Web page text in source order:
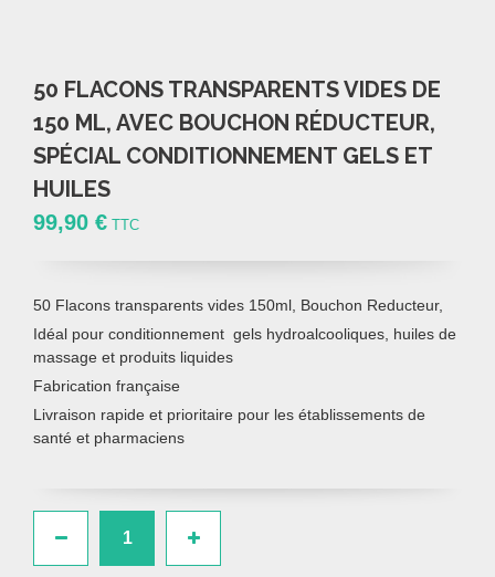
50 FLACONS TRANSPARENTS VIDES DE
150 ML, AVEC BOUCHON RÉDUCTEUR,
SPÉCIAL CONDITIONNEMENT GELS ET
HUILES
99,90 € TTC
50 Flacons transparents vides 150ml, Bouchon Reducteur,
Idéal pour conditionnement gels hydroalcooliques, huiles de
massage et produits liquides
Fabrication française
Livraison rapide et prioritaire pour les établissements de
santé et pharmaciens